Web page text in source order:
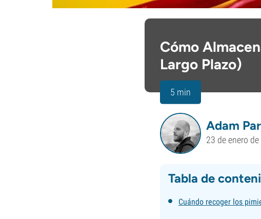
Cómo
Largo Plazo)
5 min
Adam
23 de enero
Tabla de
Cuándo recoger los